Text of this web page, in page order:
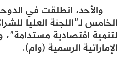
والأحد، انطلقت في
الخامس لـ”اللجنة العليا
لتنمية اقتصادية مستدامة”،
الإماراتية الرسمية (وام).